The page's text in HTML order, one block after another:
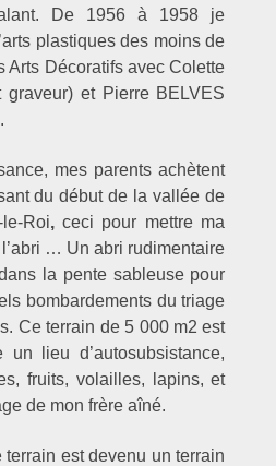
De 1956 à 1958 je
plastiques des moins de
Arts Décoratifs avec Colette
graveur) et Pierre BELVES
mes parents achètent
du début de la vallée de
le-Roi,ceci pour mettre ma
… Un abri rudimentaire
la pente sableuse pour
bombardements du triage
Ce terrain de 5 000 m2 est
un lieu d’autosubsistance,
fruits, volailles, lapins, et
de mon frère aîné.
est devenu un terrain